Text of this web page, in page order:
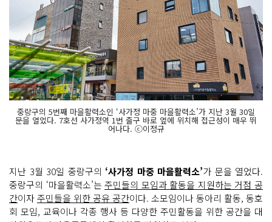
중랑구의 5번째 마을활력소인 ‘사가정 마중 마을활력소’가 지난 3월 30일
문을 열었다. 7호선 사가정역 1번 출구 바로 옆에 위치해 접근성이 매우 뛰
어나다. ⓒ이정규
지난 3월 30일 중랑구의 ‘사가정 마중 마을활력소’가 문을 열었다.
중랑구의 ‘마을활력소’는주민들의 모임과 활동을 지원하는 거점 공
간이자주민들을 위한 공유 공간이다. 소모임이나 동아리 활동, 동호
회 모임, 교육이나 각종 행사 등 다양한 주민활동을 위한 공간을 대